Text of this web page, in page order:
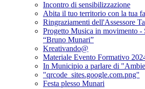
Incontro di sensibilizzazione
Abita il tuo territorio con la tua
Ringraziamenti dell'Assessore
Progetto Musica in movimento -
“Bruno Munari”
Kreativando@
Materiale Evento Formativo
In Municipio a parlare di
"qrcode_sites.google.com.png"
Festa plesso Munari